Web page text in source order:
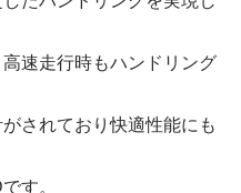
速走行時もハンドリング
されており快適性能にも
す。